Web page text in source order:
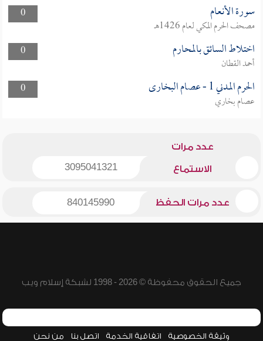
0
سورة الأنعام
مصحف الحرم المكي لعام 1426هـ
0
اختلاط السائق بالمحارم
أحمد القطان
0
الحرم المدني 1 - عصام البخارى
عصام بخاري
عدد مرات
الاستماع 3095041321
عدد مرات الحفظ 840145990
جميع الحقوق محفوظة © 2026 - 1998 لشبكة إسلام ويب
وثيقة الخصوصية اتفاقية الخدمة اتصل بنا من نحن